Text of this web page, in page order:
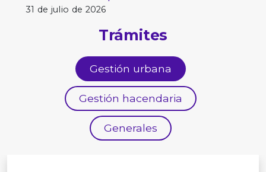
31 de julio de 2026
Trámites
Gestión urbana
Gestión hacendaria
Generales